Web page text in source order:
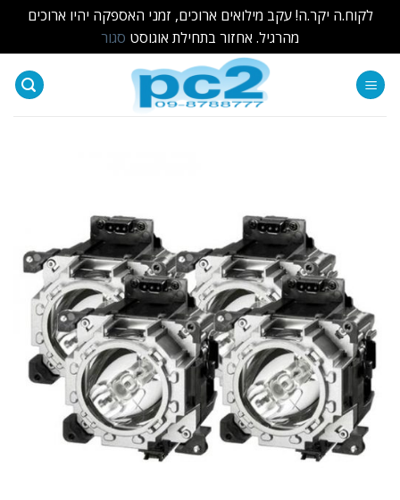
לקוח.ה יקר.ה! עקב מילואים ארוכים, זמני האספקה יהיו ארוכים
מהרגיל. אחזור בתחילת אוגוסט סגור